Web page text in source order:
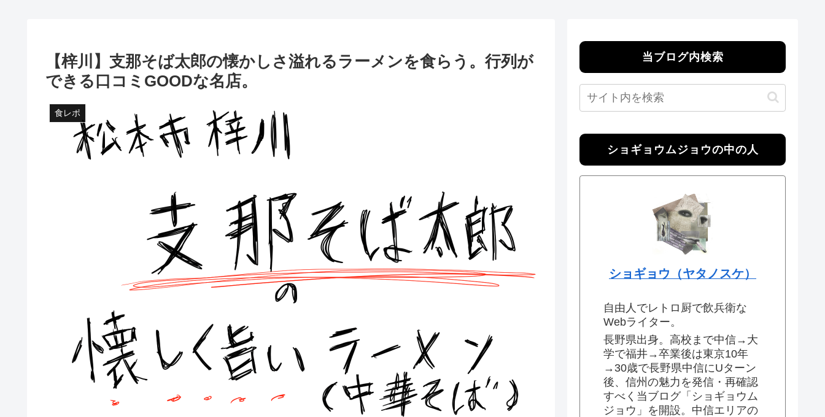
【梓川】支那そば太郎の懐かしさ溢れるラーメンを食らう。行列が
できる口コミGOODな名店。
食レポ
当ブログ内検索
ショギョウムジョウの中の人
ショギョウ（ヤタノスケ）
自由人でレトロ厨で飲兵衛な
Webライター。
長野県出身。高校まで中信→大
学で福井→卒業後は東京10年
→30歳で長野県中信にUターン
後、信州の魅力を発信・再確認
すべく当ブログ「ショギョウム
ジョウ」を開設。中信エリアの